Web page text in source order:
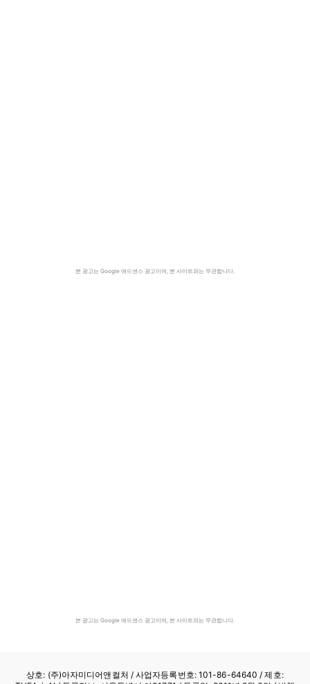
본 광고는 Google 애드센스 광고이며, 본 사이트와는 무관합니다.
본 광고는 Google 애드센스 광고이며, 본 사이트와는 무관합니다.
상호: (주)아자미디어앤컬처 /사업자등록번호: 101-86-64640 / 제호: